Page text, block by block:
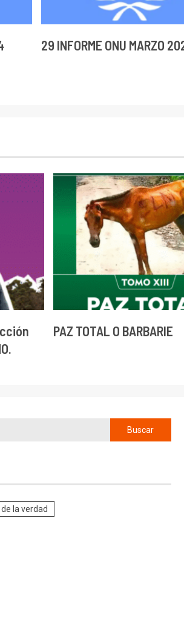
29 INFORME ONU MARZO
PAZ TOTAL O BARBARIE
la verdad